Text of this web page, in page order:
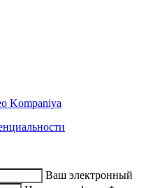
Kompaniya
Ваш электронный